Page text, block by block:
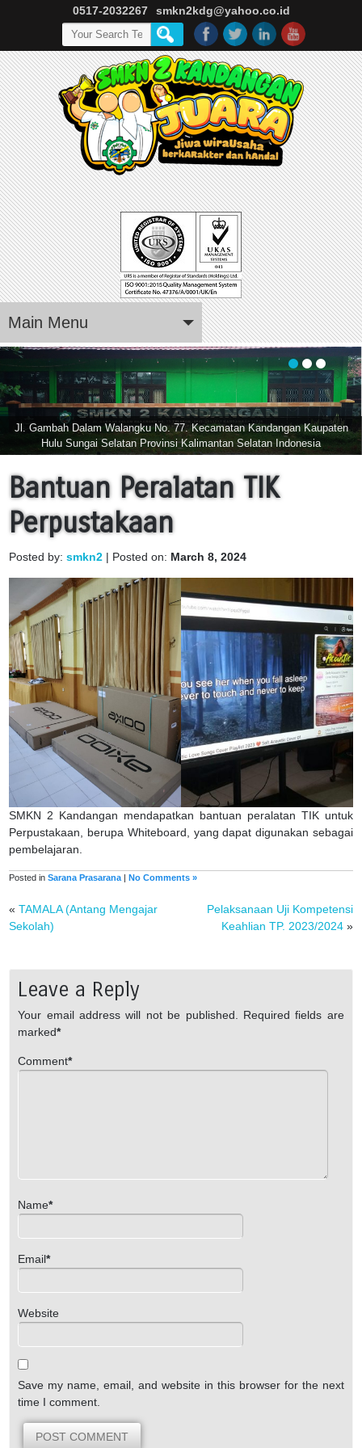
0517-2032267 smkn2kdg@yahoo.co.id
Main Menu
Jl. Gambah Dalam Walangku No. 77. Kecamatan Kandangan Kaupaten
Hulu Sungai Selatan Provinsi Kalimantan Selatan Indonesia
Bantuan Peralatan TIK
Perpustakaan
Posted by:smkn2 | Posted on: March 8, 2024
SMKN 2 Kandangan mendapatkan bantuan peralatan TIK untuk
Perpustakaan, berupa Whiteboard, yang dapat digunakan sebagai
pembelajaran.
Posted inSarana Prasarana |No Comments »
«TAMALA (Antang Mengajar
Sekolah)
Pelaksanaan Uji Kompetensi
Keahlian TP. 2023/2024»
Leave a Reply
Your email address will not be published.
Required fields are
marked*
Comment*
Name*
Email*
Website
Save my name, email, and website in this browser for the next
time I comment.